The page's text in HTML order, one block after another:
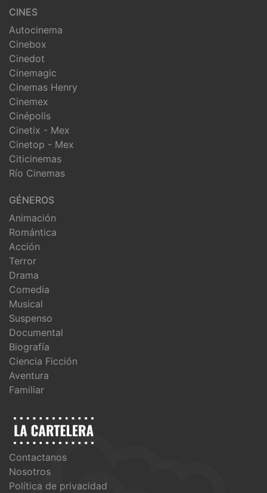
CINES
Autocinema
Cinebox
Cinedot
Cinemagic
Cinemas Henry
Cinemex
Cinépolis
Cinetix - Mex
Cinetop - Mex
Citicinemas
Río Cinemas
GÉNEROS
Animación
Romántica
Acción
Terror
Drama
Comedia
Musical
Suspenso
Documental
Biografía
Ciencia Ficción
Aventura
Familiar
Contactanos
Nosotros
Política de privacidad